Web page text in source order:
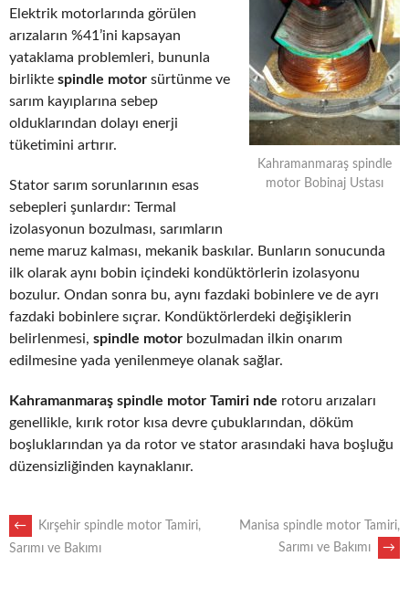
Kahramanmaraş spindle
motor Bobinaj Ustası
Elektrik motorlarında görülen
arızaların %41’ini kapsayan
yataklama problemleri, bununla
birlikte spindle motor sürtünme ve
sarım kayıplarına sebep
olduklarından dolayı enerji
tüketimini artırır.
Stator sarım sorunlarının esas
sebepleri şunlardır: Termal
izolasyonun bozulması, sarımların
neme maruz kalması, mekanik baskılar. Bunların sonucunda
ilk olarak aynı bobin içindeki kondüktörlerin izolasyonu
bozulur. Ondan sonra bu, aynı fazdaki bobinlere ve de ayrı
fazdaki bobinlere sıçrar. Kondüktörlerdeki değişiklerin
belirlenmesi, spindle motor bozulmadan ilkin onarım
edilmesine yada yenilenmeye olanak sağlar.
Kahramanmaraş spindle motor Tamiri nde rotoru arızaları
genellikle, kırık rotor kısa devre çubuklarından, döküm
boşluklarından ya da rotor ve stator arasındaki hava boşluğu
düzensizliğinden kaynaklanır.
POST
←
Kırşehir spindle motor Tamiri,
Sarımı ve Bakımı
Manisa spindle motor Tamiri,
Sarımı ve Bakımı
→